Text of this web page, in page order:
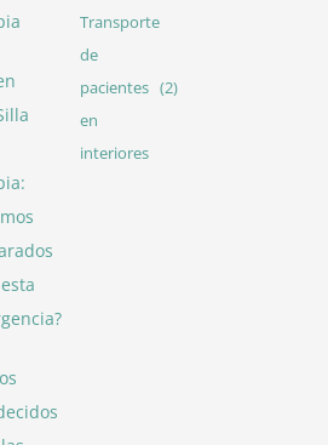
Transporte
de
pacientes
en
interiores
(2)